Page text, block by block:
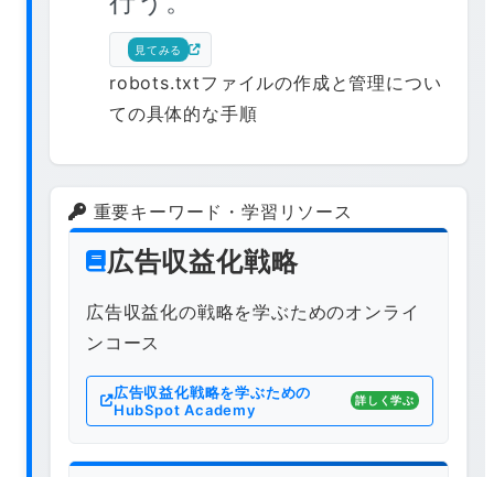
見てみる
robots.txtファイルの作成と管理につい
ての具体的な手順
重要キーワード・学習リソース
広告収益化戦略
広告収益化の戦略を学ぶためのオンライ
ンコース
広告収益化戦略を学ぶための
HubSpot Academy
詳しく学ぶ